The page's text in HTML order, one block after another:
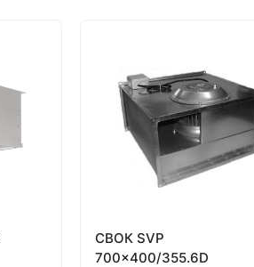
СВОК SVP
700×400/355.6D